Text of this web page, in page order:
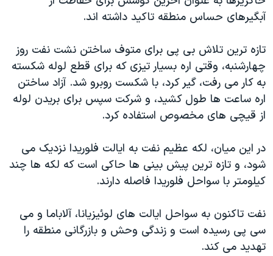
نرگس محمدی برنده جایزه نوبل صلح
همایش محافظه‌کاران آمریکا «سی‌پک»
صفحه‌های ویژه
سفر پرزیدنت ترامپ به چین
آبگیرهای حساس منطقه تاکید داشته اند.
تازه ترین تلاش بی پی برای متوف ساختن نشت نفت روز
چهارشنبه، وقتی اره بسیار تیزی که برای قطع لوله شکسته
به کار می رفت، گیر کرد، با شکست روبرو شد. آزاد ساختن
اره ساعت ها طول کشید، و شرکت سپس برای بریدن لوله
از قیچی های مخصوص استفاده کرد.
در این میان، لکه عظیم نفت به ایالت فلوریدا نزدیک می
شود، و تازه ترین پیش بینی ها حاکی است که لکه ها چند
کیلومتر با سواحل فلوریدا فاصله دارند.
نفت تاکنون به سواحل ایالت های لوئیزیانا، آلاباما و می
سی پی رسیده است و زندگی وحش و بازرگانی منطقه را
تهدید می کند.